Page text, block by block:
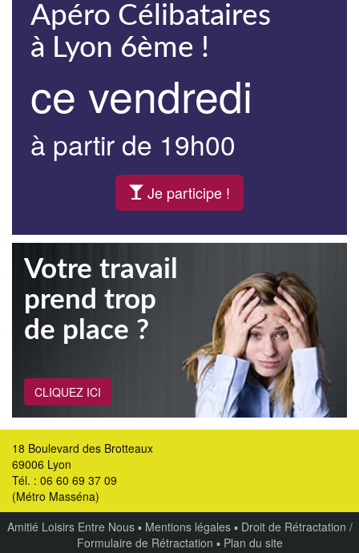
Apéro Célibataires
à Lyon 6ème !
ce vendredi
à partir de 19h00
Je participe !
Votre travail
prend trop
de place ?
CLIQUEZ ICI
18 Boulevard des Brotteaux
69006 Lyon
Tél. : 06 60 69 37 09
(Métro Masséna)
Amitié Loisirs Entre Nous▪ Mentions légales▪ Droit de Rétractation /
Formulaire de Rétractation ▪ Plan du site